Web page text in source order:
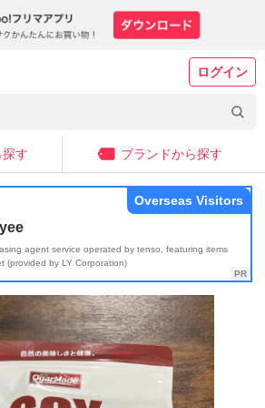
ログイン
す ブランドから探す
agent service operated by tenso, featuring items
(provided by LY Corporation)
Overseas Visitors